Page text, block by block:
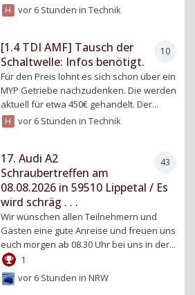
vor 6 Stunden inTechnik
10
[1.4 TDI AMF] Tausch der
Schaltwelle: Infos benötigt.
Für den Preis lohnt es sich schon über ein
MYP Getriebe nachzudenken. Die werden
aktuell für etwa 450€ gehandelt. Der...
vor 6 Stunden inTechnik
43
17. Audi A2
Schraubertreffen am
08.08.2026 in 59510 Lippetal / Es
wird schräg . . .
Wir wünschen allen Teilnehmern und
Gästen eine gute Anreise und freuen uns
euch morgen ab 08.30 Uhr bei uns in der...
1
vor 6 Stunden inNRW